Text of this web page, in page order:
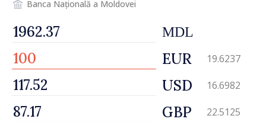
dezvolte”
Banca Națională a Moldovei
MDL
EUR 19.6237
USD 16.6982
GBP 22.5125